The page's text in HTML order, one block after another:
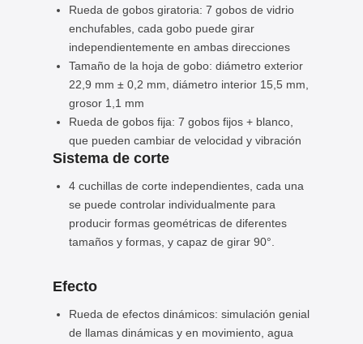
Rueda de gobos giratoria: 7 gobos de vidrio
enchufables, cada gobo puede girar
independientemente en ambas direcciones
Tamaño de la hoja de gobo: diámetro exterior
22,9 mm ± 0,2 mm, diámetro interior 15,5 mm,
grosor 1,1 mm
Rueda de gobos fija: 7 gobos fijos + blanco,
que pueden cambiar de velocidad y vibración
Sistema de corte
4 cuchillas de corte independientes, cada una
se puede controlar individualmente para
producir formas geométricas de diferentes
tamaños y formas, y capaz de girar 90°.
Efecto
Rueda de efectos dinámicos: simulación genial
de llamas dinámicas y en movimiento, agua